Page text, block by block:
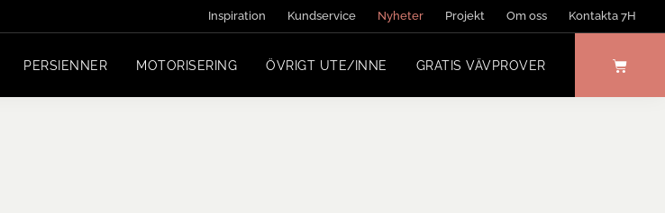
Inspiration Kundservice Nyheter Projekt Om oss Kontakta 7H
PERSIENNER MOTORISERING ÖVRIGT UTE/INNE GRATIS VÄVPROVER